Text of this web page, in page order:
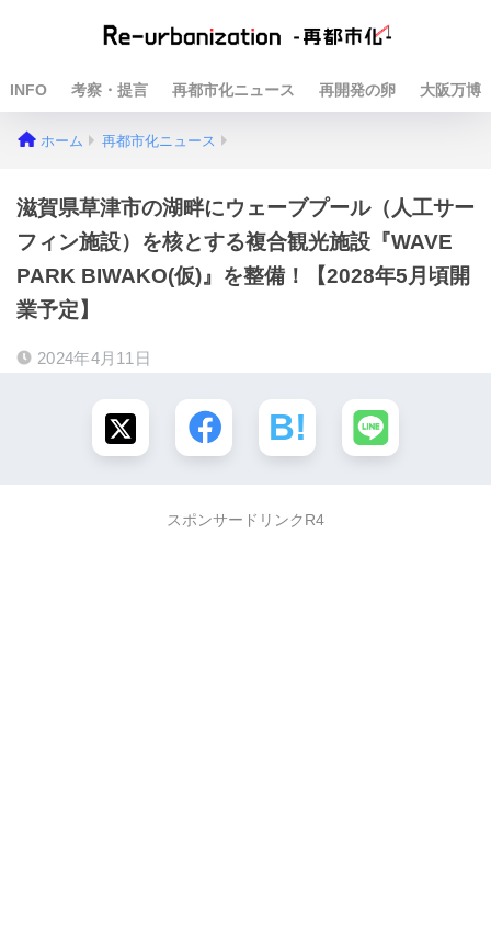
INFO 考察・提言 再都市化ニュース 再開発の卵 大阪万博
ホーム 再都市化ニュース
滋賀県草津市の湖畔にウェーブプール（人工サー
フィン施設）を核とする複合観光施設『WAVE
PARK BIWAKO(仮)』を整備！【2028年5月頃開
業予定】
2024年4月11日
スポンサードリンクR4